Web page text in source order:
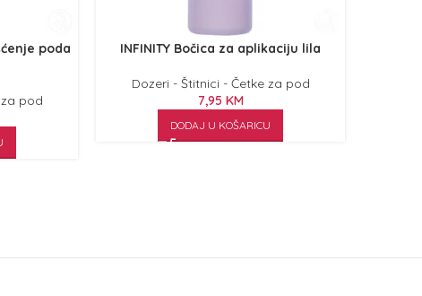
poda
pod
INFINITY Bočica za aplikaciju lila
Dozeri - Štitnici - Četke za pod
7,95 KM
DODAJ U KOŠARICU